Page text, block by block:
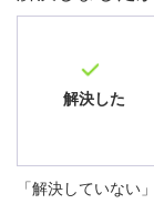
解決した
「解決していない